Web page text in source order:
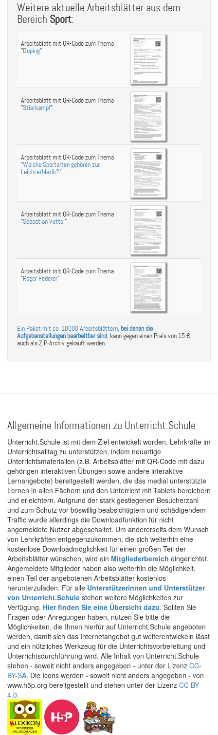
Weitere aktuelle Arbeitsblätter aus dem
Bereich Sport:
Arbeitsblatt mit QR-Code zum Thema
"Doping"
Arbeitsblatt mit QR-Code zum Thema
"Stierkampf"
Arbeitsblatt mit QR-Code zum Thema
"Welche Sportarten gehören zur
Leichtathletik?"
Arbeitsblatt mit QR-Code zum Thema
"Sebastian Vettel"
Arbeitsblatt mit QR-Code zum Thema
"Roger Federer"
Ein Paket mit ca. 10000 Arbeitsblättern, bei denen die
Aufgabenstellungen bearbeitbar sind, kann gegen einen Preis von 15 €
auch als ZIP-Archiv gekauft werden.
Allgemeine Informationen zu Unterricht.Schule
Unterricht.Schule ist mit dem Ziel entwickelt worden, Lehrkräfte im
Unterrichtsalltag zu unterstützen, indem neuartige
Unterrichtsmaterialien (z.B. Arbeitsblätter mit QR-Code mit dazu
gehörigen interaktiven Übungen sowie andere interaktive
Lernangebote) bereitgestellt werden, die das medial unterstützte
Lernen in allen Fächern und den Unterricht mit Tablets bereichern
und erleichtern. Aufgrund der stark gestiegenen Besucherzahl
und zum Schutz vor böswillig beabsichtigtem und schädigendem
Traffic wurde allerdings die Downloadfunktion für nicht
angemeldete Nutzer abgeschaltet. Um andererseits dem Wunsch
von Lehrkräften entgegenzukommen, die sich weiterhin eine
kostenlose Downloadmöglichkeit für einen großen Teil der
Arbeitsblätter wünschen, wird ein Mitgliederbereich eingerichtet.
Angemeldete Mitglieder haben also weiterhin die Möglichkeit,
einen Teil der angebotenen Arbeitsblätter kostenlos
herunterzuladen. Für alle Unterstützerinnen und Unterstützer
von Unterricht.Schule stehen weitere Möglichkeiten zur
Verfügung. Hier finden Sie eine Übersicht dazu. Sollten Sie
Fragen oder Anregungen haben, nutzen Sie bitte die
Möglichkeiten, die Ihnen hierfür auf Unterricht.Schule angeboten
werden, damit sich das Internetangebot gut weiterentwickeln lässt
und ein nützliches Werkzeug für die Unterrichtsvorbereitung und
Unterrichtsdurchführung wird. Alle Inhalt von Unterricht.Schule
stehen - soweit nicht anders angegeben - unter der Lizenz CC-
BY-SA. Die Icons werden - soweit nicht anders angegeben - von
www.h5p.org bereitgestellt und stehen unter der Lizenz CC BY
4.0.